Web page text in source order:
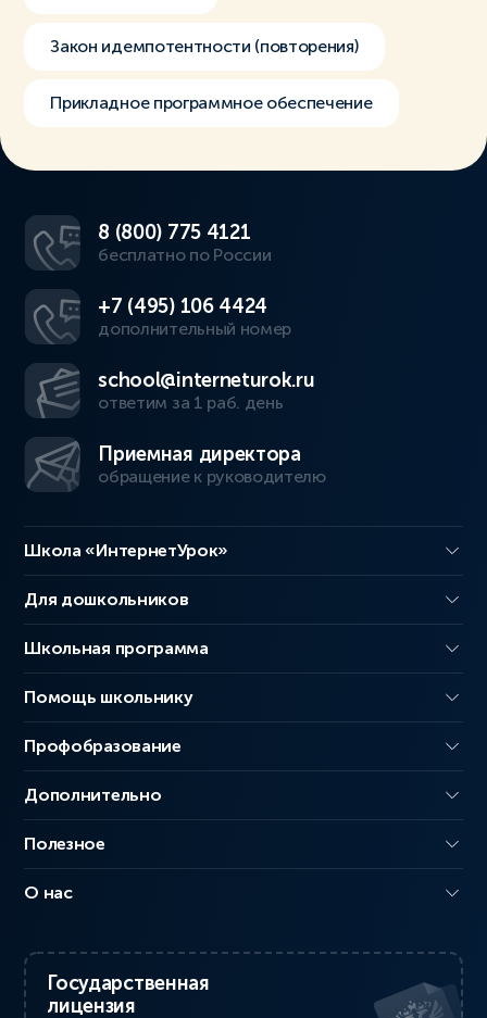
Закон идемпотентности (повторения)
Прикладное программное обеспечение
8 (800) 775 4121
бесплатно по России
+7 (495) 106 4424
дополнительный номер
school@interneturok.ru
ответим за 1 раб. день
Приемная директора
обращение к руководителю
Школа «ИнтернетУрок»
Для дошкольников
Школьная программа
Помощь школьнику
Профобразование
Дополнительно
Полезное
О нас
Государственная
лицензия